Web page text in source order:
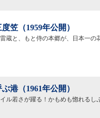
笠（1959年公開）
蔵と、もと侍の本郷が、日本一の
港（1961年公開）
ル若さが躍る！かもめも惚れるし